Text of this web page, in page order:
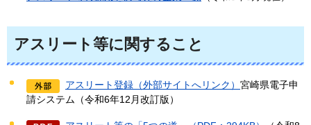
アスリート等に関すること
アスリート登録（外部サイトへリンク） 宮崎県電子申
請システム（令和6年12月改訂版）